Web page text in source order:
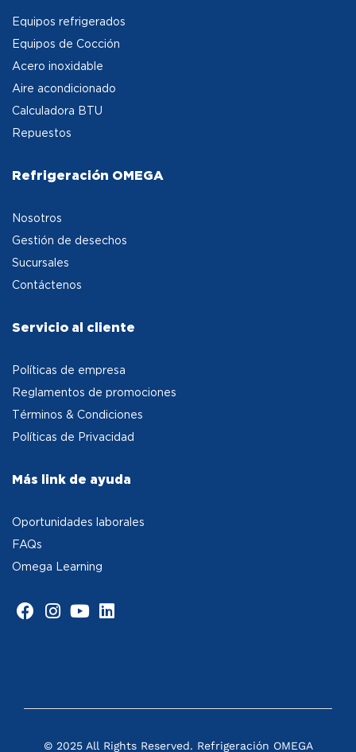
Equipos refrigerados
Equipos de Cocción
Acero inoxidable
Aire acondicionado
Calculadora BTU
Repuestos
Refrigeración OMEGA
Nosotros
Gestión de desechos
Sucursales
Contáctenos
Servicio al cliente
Políticas de empresa
Reglamentos de promociones
Términos & Condiciones
Políticas de Privacidad
Más link de ayuda
Oportunidades laborales
FAQs
Omega Learning
© 2025 All Rights Reserved. Refrigeración OMEGA